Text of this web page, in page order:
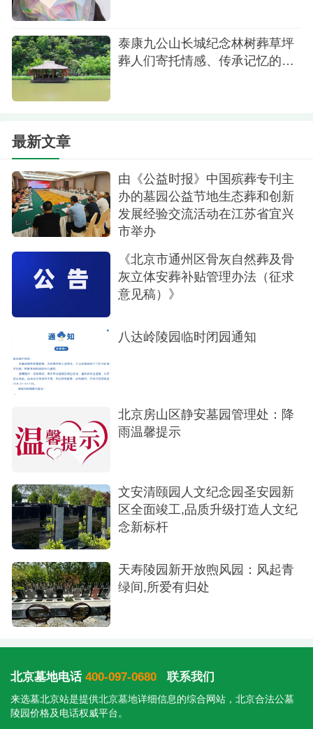
发车时间：早晨8:00准时发车
返程时间：园区12:00准时发车
泰康九公山长城纪念林树葬草坪
葬人们寄托情感、传承记忆的理
最新文章
由《公益时报》中国殡葬专刊主
办的墓园公益节地生态葬和创新
发展经验交流活动在江苏省宜兴
市举办
《北京市通州区骨灰自然葬及骨
灰立体安葬补贴管理办法（征求
意见稿）》
八达岭陵园临时闭园通知
北京房山区静安墓园管理处：降
雨温馨提示
文安清颐园人文纪念园圣安园新
区全面竣工,品质升级打造人文纪
念新标杆
天寿陵园新开放煦风园：风起青
绿间,所爱有归处
北京墓地电话 400-097-0680 联系我们
来选墓北京站是提供北京墓地详细信息的综合网站，北京合法公墓
陵园价格及电话权威平台。